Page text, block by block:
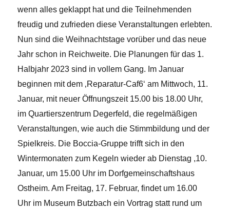
wenn alles geklappt hat und die Teilnehmenden
freudig und zufrieden diese Veranstaltungen erlebten.
Nun sind die Weihnachtstage vorüber und das neue
Jahr schon in Reichweite. Die Planungen für das 1.
Halbjahr 2023 sind in vollem Gang. Im Januar
beginnen mit dem ‚Reparatur-Caf6‘ am Mittwoch, 11.
Januar, mit neuer Öffnungszeit 15.00 bis 18.00 Uhr,
im Quartierszentrum Degerfeld, die regelmäßigen
Veranstaltungen, wie auch die Stimmbildung und der
Spielkreis. Die Boccia-Gruppe trifft sich in den
Wintermonaten zum Kegeln wieder ab Dienstag ,10.
Januar, um 15.00 Uhr im Dorfgemeinschaftshaus
Ostheim. Am Freitag, 17. Februar, findet um 16.00
Uhr im Museum Butzbach ein Vortrag statt rund um